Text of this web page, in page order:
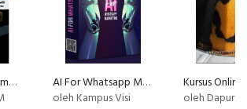
Step by step membuka usaha parfum refill
AI For Whatsapp Marketing
oleh Kampus Visi
oleh Dapur